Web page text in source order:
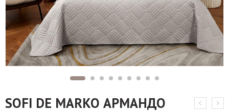
SOFI DE MARKO АРМАНДО